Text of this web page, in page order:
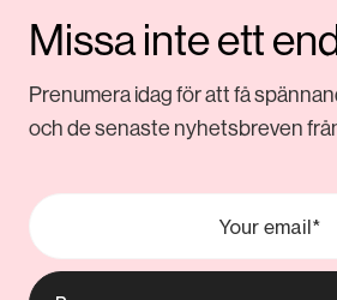
Missa inte ett
Prenumera idag för att få
och de senaste nyhetsbreven